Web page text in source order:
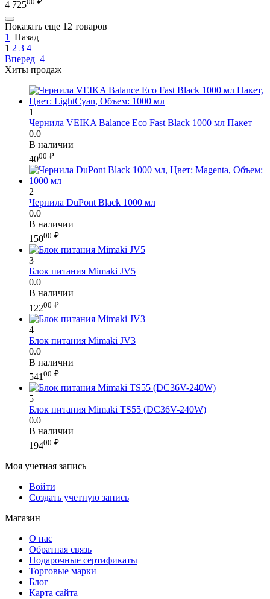
4 725
Показать еще 12 товаров
1
Назад
1 2 3 4
Вперед 4
Хиты продаж
1
Чернила VEIKA Balance Eco Fast Black 1000 мл Пакет
0.0
В наличии
4000 ₽
2
Чернила DuPont Black 1000 мл
0.0
В наличии
15000 ₽
3
Блок питания Mimaki JV5
0.0
В наличии
12200 ₽
4
Блок питания Mimaki JV3
0.0
В наличии
541 00 ₽
5
Блок питания Mimaki TS55 (DC36V-240W)
0.0
В наличии
19400 ₽
Моя учетная запись
Войти
Создать учетную запись
Магазин
О нас
Обратная связь
Подарочные сертификаты
Торговые марки
Блог
Карта сайта